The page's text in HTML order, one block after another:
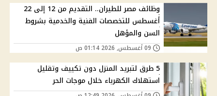
وظائف مصر للطيران.. التقديم من 12 إلى 22
أغسطس للتخصصات الفنية والخدمية بشروط
السن والمؤهل
5 طرق لتبريد المنزل دون تكييف وتقليل
استهلاك الكهرباء خلال موجات الحر